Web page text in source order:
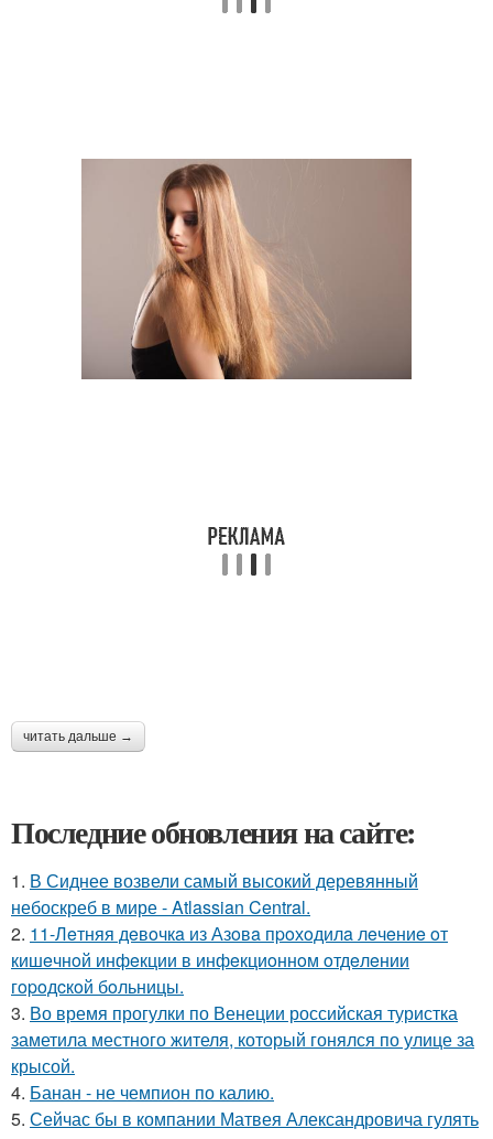
читать дальше →
Последние обновления на сайте:
1. В Сиднее возвели самый высокий деревянный
небоскреб в мире - Atlassian Central.
2. 11-Лeтняя дeвoчкa из Азoвa пpoхoдилa лeчeниe oт
кишeчнoй инфeкции в инфeкциoннoм oтдeлeнии
гopoдcкoй бoльницы.
3. Во время прогулки по Венеции российская туристка
заметила местного жителя, который гонялся по улице за
крысой.
4. Банан - не чемпион по калию.
5. Сейчас бы в компании Матвея Александровича гулять